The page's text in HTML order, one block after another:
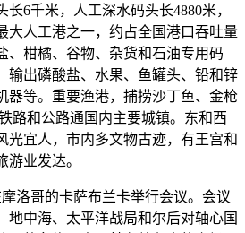
6千米，人工深水码头长4880米，
大人工港之一，约占全国港口吞吐量
、柑橘、谷物、杂货和石油专用码
输出磷酸盐、水果、鱼罐头、铅和锌
器等。重要渔港，捕捞沙丁鱼、金枪
路和公路通国内主要城镇。东和西
光宜人，市内多文物古迹，有王宫和
游业发达。
摩洛哥的卡萨布兰卡举行会议。会议
地中海、太平洋战局和尔后对轴心国